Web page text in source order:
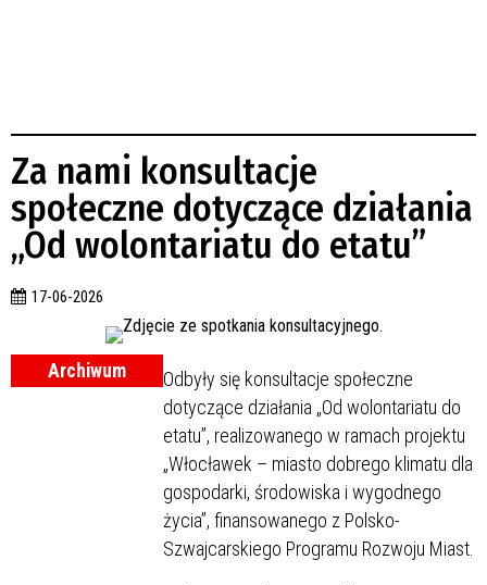
Za nami konsultacje
społeczne dotyczące działania
„Od wolontariatu do etatu”
17-06-2026
Archiwum
Odbyły się konsultacje społeczne
dotyczące działania „Od wolontariatu do
etatu”, realizowanego w ramach projektu
„Włocławek – miasto dobrego klimatu dla
gospodarki, środowiska i wygodnego
życia”, finansowanego z Polsko-
Szwajcarskiego Programu Rozwoju Miast.